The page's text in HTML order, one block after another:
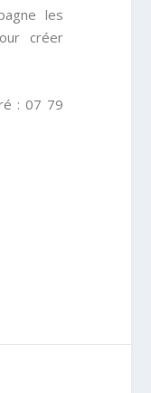
les
créer
: 07 79